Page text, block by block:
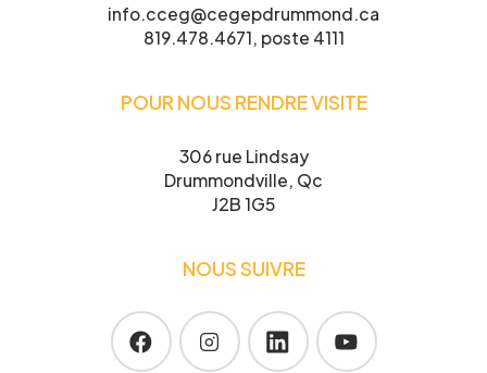
info.cceg@cegepdrummond.ca
819.478.4671, poste 4111
POUR NOUS RENDRE VISITE
306 rue Lindsay
Drummondville, Qc
J2B 1G5
NOUS SUIVRE